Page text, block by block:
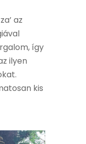
az
így
ilyen
kis